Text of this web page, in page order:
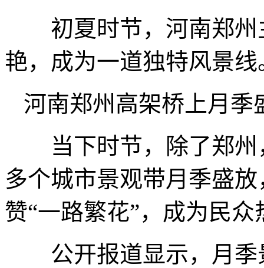
初夏时节，河南郑州
艳，成为一道独特风景线
河南郑州高架桥上月季
当下时节，除了郑州
多个城市景观带月季盛
赞“一路繁花”，成为民
公开报道显示，月季